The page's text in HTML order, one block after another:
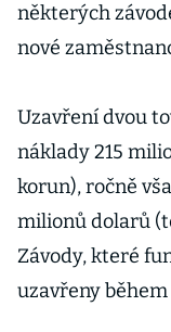
některých
nové
Uzavření dvou
náklady 215
korun), ročně
milionů dolarů
Závody, které
uzavřeny během